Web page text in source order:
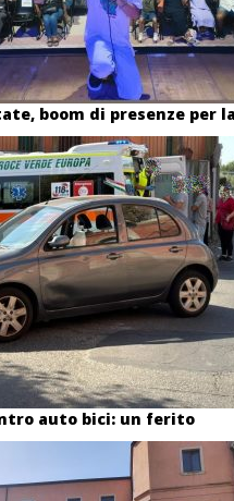
boom di presenze per
auto bici: un ferito